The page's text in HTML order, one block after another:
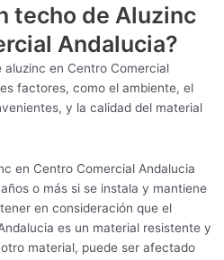
techo de Aluzinc
Andalucia?
en Centro Comercial
factores, como el ambiente, el
y la calidad del material
en Centro Comercial Andalucia
o más si se instala y mantiene
en consideración que el
es un material resistente y
material, puede ser afectado